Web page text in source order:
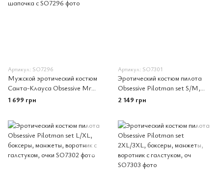
Артикул: SO7296
Мужской эротический костюм
Санта-Клауса Obsessive Mr
Claus 2XL/3XL, боксеры на
подтяжках, шапочка с
1 699 грн
Артикул: SO7301
Эротический костюм пилота
Obsessive Pilotman set S/M,
боксеры, манжеты, воротник с
галстуком, очки
2 149 грн